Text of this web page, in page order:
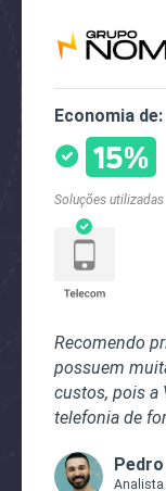
Economia de:
15%
Soluções utilizadas
Recomendo
possuem
custos, pois a
telefonia de
Analista